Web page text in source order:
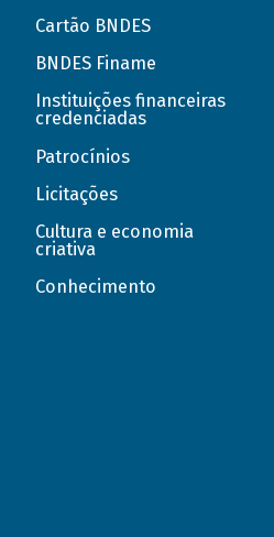
Cartão BNDES
BNDES Finame
Instituições financeiras
credenciadas
Patrocínios
Licitações
Cultura e economia
criativa
Conhecimento